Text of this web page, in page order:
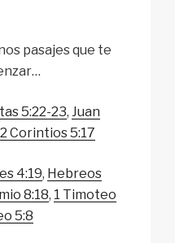
pasajes que te
5:22-23, Juan
2 Corintios 5:17
4:19, Hebreos
8:18, 1 Timoteo
5:8